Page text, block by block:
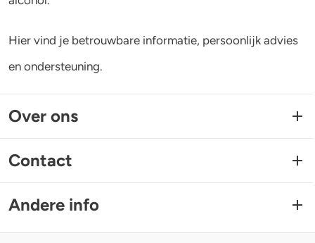
Hier vind je betrouwbare informatie, persoonlijk advies
en ondersteuning.
Over ons
Contact
Andere info